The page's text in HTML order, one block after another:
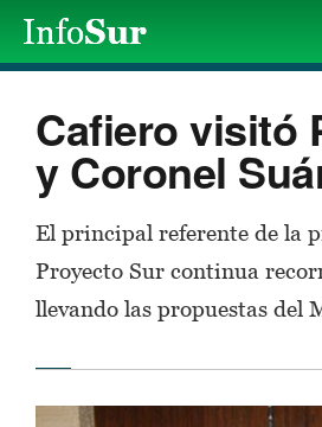
Cafiero visitó
y Coronel
El principal referente de la
Proyecto Sur continua
llevando las propuestas del